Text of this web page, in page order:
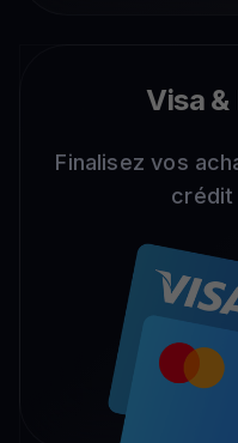
Visa
Finalisez vos
crédit